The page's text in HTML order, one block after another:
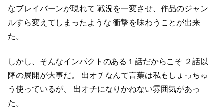
なブレイバーンが現れて 戦況を一変させ、作品のジャン
ルすら変えてしまったような 衝撃を味わうことが出来
た。
しかし、そんなインパクトのある１話だからこそ ２話以
降の展開が大事だ。
出オチなんて言葉は私もしょっちゅ
う使っているが、
出オチになりかねない雰囲気があっ
た。